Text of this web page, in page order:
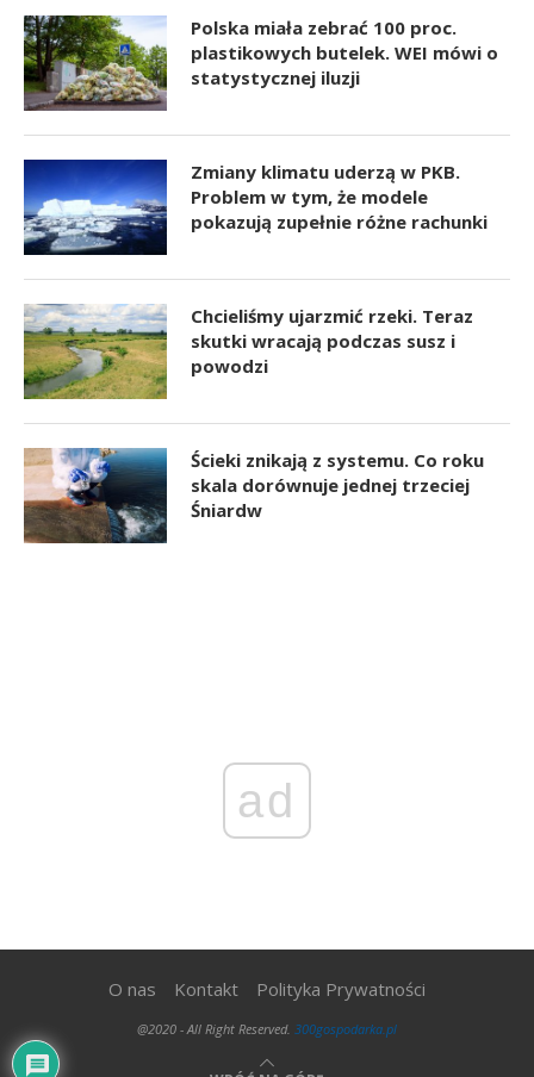
Polska miała zebrać 100 proc.
plastikowych butelek. WEI mówi o
statystycznej iluzji
Zmiany klimatu uderzą w PKB.
Problem w tym, że modele
pokazują zupełnie różne rachunki
Chcieliśmy ujarzmić rzeki. Teraz
skutki wracają podczas susz i
powodzi
Ścieki znikają z systemu. Co roku
skala dorównuje jednej trzeciej
Śniardw
ad
O nas Kontakt Polityka Prywatności
@2020 - All Right Reserved. 300gospodarka.pl